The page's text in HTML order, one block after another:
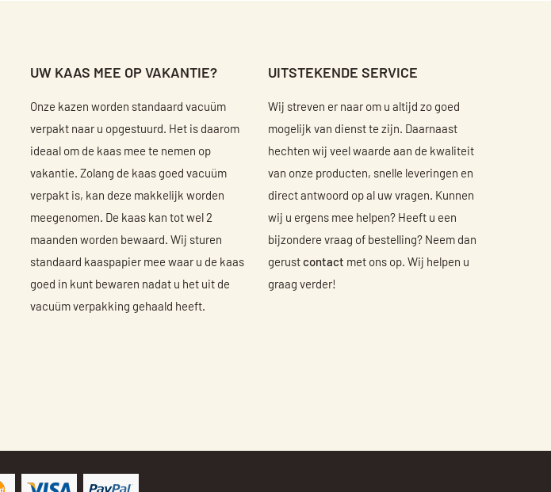
UW KAAS MEE OP VAKANTIE?
Onze kazen worden standaard vacuüm
verpakt naar u opgestuurd. Het is daarom
ideaal om de kaas mee te nemen op
vakantie. Zolang de kaas goed vacuüm
verpakt is, kan deze makkelijk worden
meegenomen. De kaas kan tot wel 2
maanden worden bewaard. Wij sturen
standaard kaaspapier mee waar u de kaas
goed in kunt bewaren nadat u het uit de
vacuüm verpakking gehaald heeft.
UITSTEKENDE SERVICE
Wij streven er naar om u altijd zo goed
mogelijk van dienst te zijn. Daarnaast
hechten wij veel waarde aan de kwaliteit
van onze producten, snelle leveringen en
direct antwoord op al uw vragen. Kunnen
wij u ergens mee helpen? Heeft u een
bijzondere vraag of bestelling? Neem dan
gerust contact met ons op. Wij helpen u
graag verder!